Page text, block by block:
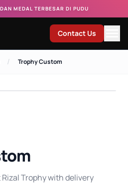
MEDAL TERBESAR DI PUDU
Contact Us
/ Trophy Custom
Trophy with delivery